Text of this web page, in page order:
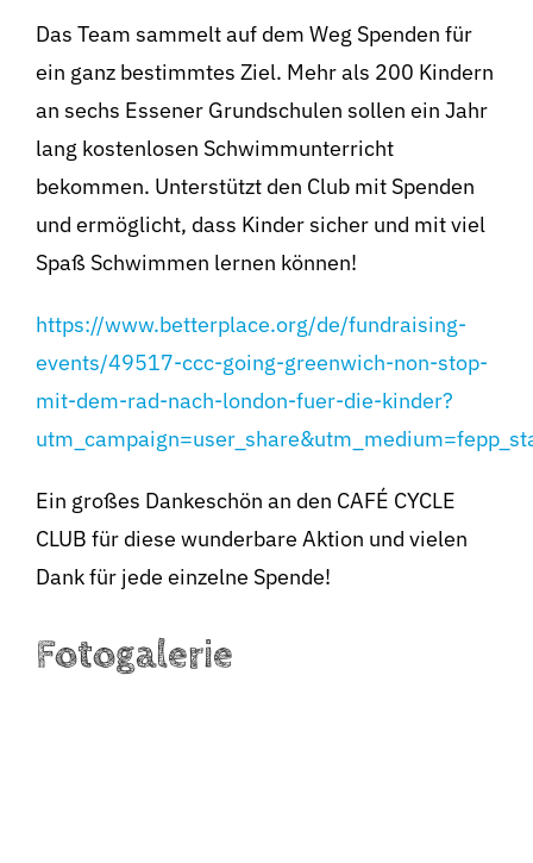
Das Team sammelt auf dem Weg Spenden für
ein ganz bestimmtes Ziel. Mehr als 200 Kindern
an sechs Essener Grundschulen sollen ein Jahr
lang kostenlosen Schwimmunterricht
bekommen. Unterstützt den Club mit Spenden
und ermöglicht, dass Kinder sicher und mit viel
Spaß Schwimmen lernen können!
https://www.betterplace.org/de/fundraising-
events/49517-ccc-going-greenwich-non-stop-
mit-dem-rad-nach-london-fuer-die-kinder?
Ein großes Dankeschön an den CAFÉ CYCLE
CLUB für diese wunderbare Aktion und vielen
Dank für jede einzelne Spende!
Fotogalerie